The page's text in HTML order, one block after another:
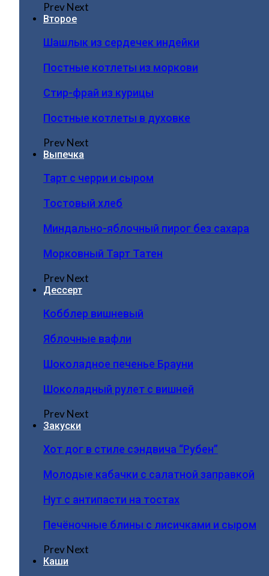
PrevNext
Второе
Шашлык из сердечек индейки
Постные котлеты из моркови
Стир-фрай из курицы
Постные котлеты в духовке
PrevNext
Выпечка
Тарт с черри и сыром
Тостовый хлеб
Миндально-яблочный пирог без сахара
Морковный Тарт Татен
PrevNext
Дессерт
Кобблер вишневый
Яблочные вафли
Шоколадное печенье Брауни
Шоколадный рулет с вишней
PrevNext
Закуски
Хот дог в стиле сэндвича “Рубен”
Молодые кабачки с салатной заправкой
Нут с антипасти на тостах
Печёночные блины с лисичками и сыром
PrevNext
Каши